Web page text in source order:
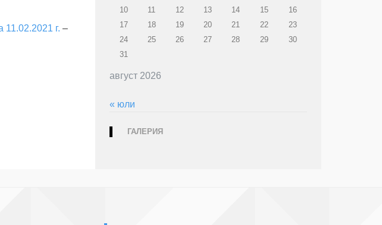
г. –
август 2026
10
11 12 13 14 15
16
17
18 19 20 21 22
23
24
25 26 27 28 29
30
31
« юли
ГАЛЕРИЯ